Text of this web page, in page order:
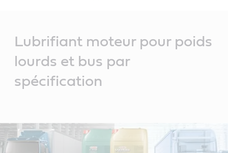
Lubrifiant moteur pour poids
lourds et bus par
spécification